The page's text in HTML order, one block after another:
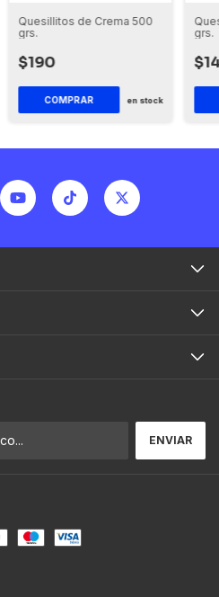
Quesillitos de Crema 500
grs.
$190
en stock
grs.